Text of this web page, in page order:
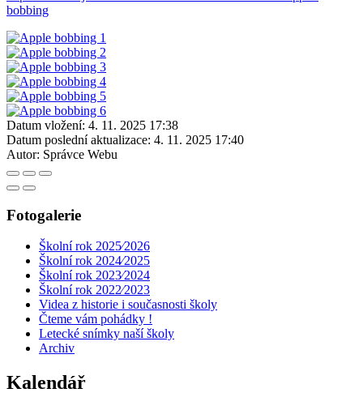
bobbing
Datum vložení: 4. 11. 2025 17:38
Datum poslední aktualizace: 4. 11. 2025 17:40
Autor: Správce Webu
Fotogalerie
Školní rok 2025⁄2026
Školní rok 2024⁄2025
Školní rok 2023⁄2024
Školní rok 2022⁄2023
Videa z historie i současnosti školy
Čteme vám pohádky !
Letecké snímky naší školy
Archiv
Kalendář